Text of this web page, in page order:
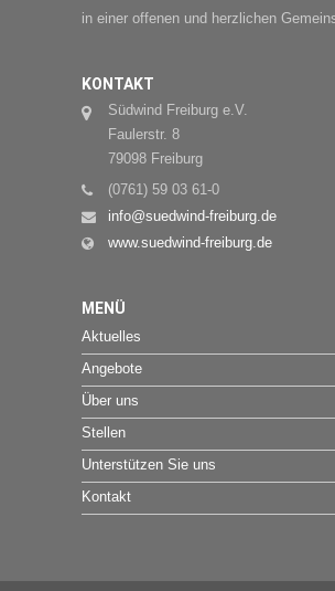
in einer offenen und herzlichen
KONTAKT
Südwind Freiburg e.V.
Faulerstr. 8
79098 Freiburg
(0761) 59 03 61-0
info@suedwind-freiburg.de
www.suedwind-freiburg.de
MENÜ
Aktuelles
Angebote
Über uns
Stellen
Unterstützen Sie uns
Kontakt